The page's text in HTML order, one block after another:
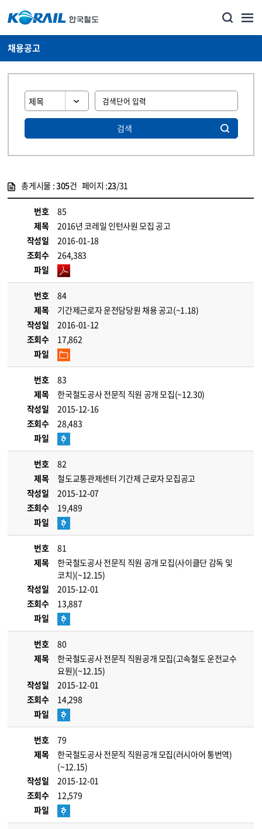
채용공고
검색
총게시물 :305건 페이지 :23/31
번호
85
제목
2016년 코레일 인턴사원 모집 공고
작성일
2016-01-18
조회수
264,383
파일
번호
84
제목
기간제근로자 운전담당원 채용 공고(~1.18)
작성일
2016-01-12
조회수
17,862
파일
번호
83
제목
한국철도공사 전문직 직원 공개 모집(~12.30)
작성일
2015-12-16
조회수
28,483
파일
번호
82
제목
철도교통관제센터 기간제 근로자 모집공고
작성일
2015-12-07
조회수
19,489
파일
번호
81
제목
한국철도공사 전문직 직원 공개 모집(사이클단 감독 및
코치)(~12.15)
작성일
2015-12-01
조회수
13,887
파일
번호
80
제목
한국철도공사 전문직 직원공개 모집(고속철도 운전교수
요원)(~12.15)
작성일
2015-12-01
조회수
14,298
파일
번호
79
제목
한국철도공사 전문직 직원공개 모집(러시아어 통번역)
(~12.15)
작성일
2015-12-01
조회수
12,579
파일